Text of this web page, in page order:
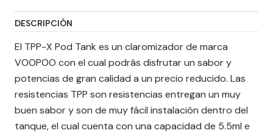
DESCRIPCIÓN
El TPP-X Pod Tank es un claromizador de marca
VOOPOO con el cual podrás disfrutar un sabor y
potencias de gran calidad a un precio reducido. Las
resistencias TPP son resistencias entregan un muy
buen sabor y son de muy fácil instalación dentro del
tanque, el cual cuenta con una capacidad de 5.5ml e